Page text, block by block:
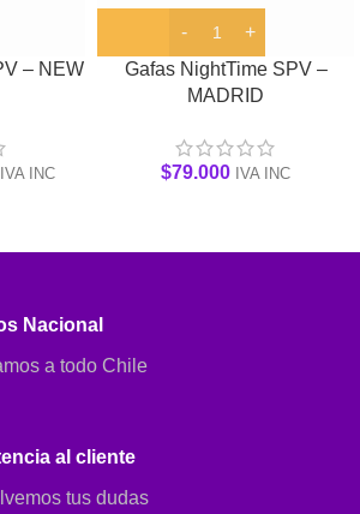
– NEW
IVA INC
Gafas NightTime SPV –
MADRID
$79.000 IVA INC
Nacional
a todo Chile
al cliente
tus dudas